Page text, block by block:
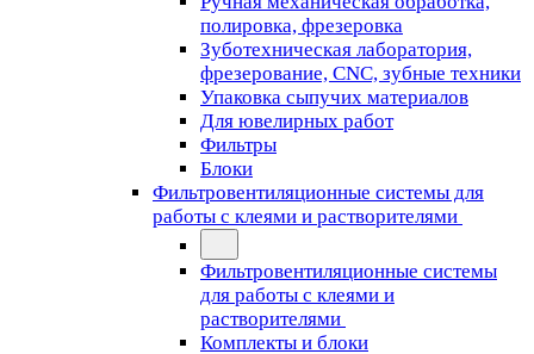
полировка, фрезеровка
Зуботехническая лаборатория,
фрезерование, CNC, зубные техники
Упаковка сыпучих материалов
Для ювелирных работ
Фильтры
Блоки
Фильтровентиляционные системы для
работы с клеями и растворителями
Фильтровентиляционные системы
для работы с клеями и
растворителями
Комплекты и блоки